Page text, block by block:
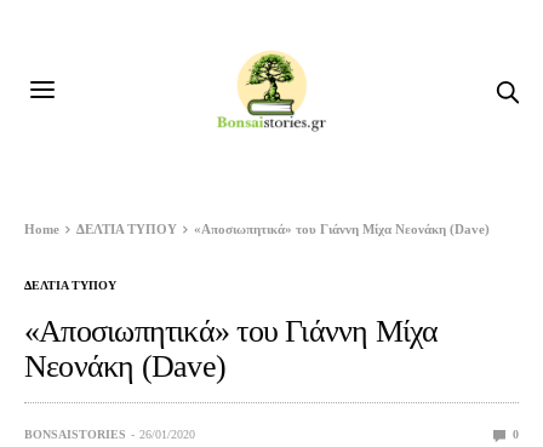
Home ΔΕΛΤΙΑ ΤΥΠΟΥ «Αποσιωπητικά» του Γιάννη Μίχα Νεονάκη (Dave)
ΔΕΛΤΙΑ ΤΥΠΟΥ
«Αποσιωπητικά» του Γιάννη Μίχα
Νεονάκη (Dave)
BONSAISTORIES 26/01/2020 0